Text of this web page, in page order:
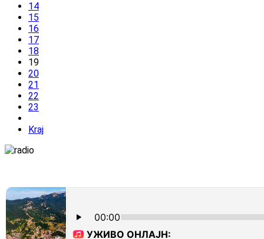
14
15
16
17
18
19
20
21
22
23
Kraj